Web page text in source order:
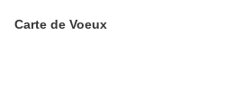
Carte de Voeux